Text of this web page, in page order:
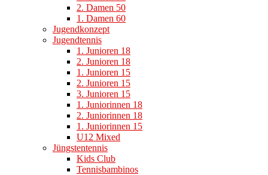
2. Damen 50
1. Damen 60
Jugendkonzept
Jugendtennis
1. Junioren 18
2. Junioren 18
1. Junioren 15
2. Junioren 15
3. Junioren 15
1. Juniorinnen 18
2. Juniorinnen 18
1. Juniorinnen 15
U12 Mixed
Jüngstentennis
Kids Club
Tennisbambinos